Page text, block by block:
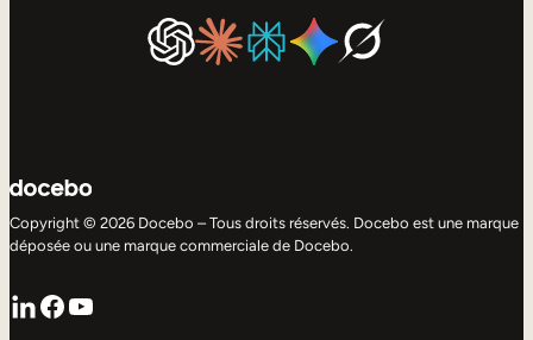
Copyright © 2026 Docebo – Tous droits réservés. Docebo est une marque
déposée ou une marque commerciale de Docebo.
LinkedIn
Facebook
YouTube